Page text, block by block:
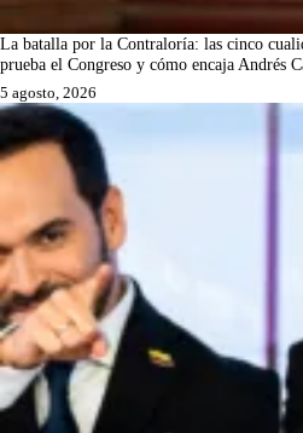
La batalla por la Contraloría: las cinco
prueba el Congreso y cómo encaja Andrés
5 agosto, 2026